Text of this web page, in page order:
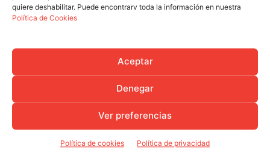
quiere deshabilitar. Puede encontrarv toda la información en nuestra
Política de Cookies
Aceptar
Denegar
Ver preferencias
Política de cookies Política de privacidad